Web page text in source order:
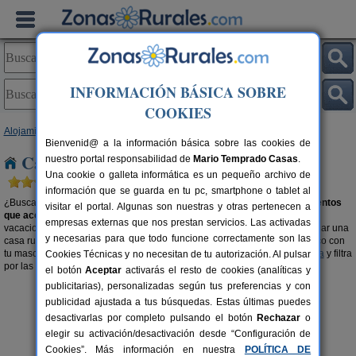
Alojamientos
Casas rurales que admiten animales
¿Buscas casas rurales que admiten animales? Aquí encontrarásalojamientos
que aceptan mascotas
vacaciones. También tienen derecho de disfrutar de las ventajas de alquilar una
casa rural y de los encantos del entorno. ¿Te imaginas el momento mágico con
tu mascota al lado de la chimena?, encuentra casas rurales con chimeneay filtra
por las que admitan animales.
INFORMACIÓN BÁSICA SOBRE
COOKIES
Bienvenid@ a la información básica sobre las cookies de
nuestro portal responsabilidad de Mario Temprado Casas.
Una cookie o galleta informática es un pequeño archivo de
información que se guarda en tu pc, smartphone o tablet al
visitar el portal. Algunas son nuestras y otras pertenecen a
empresas externas que nos prestan servicios. Las activadas
y necesarias para que todo funcione correctamente son las
Cookies Técnicas y no necesitan de tu autorización. Al pulsar
el botónAceptar activarás el resto de cookies (analíticas y
publicitarias), personalizadas según tus preferencias y con
publicidad ajustada a tus búsquedas. Estas últimas puedes
desactivarlas por completo pulsando el botón Rechazar o
elegir su activación/desactivación desde “Configuración de
Cookies”. Más información en nuestra
POLÍTICA DE